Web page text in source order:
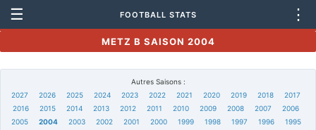
☰ FOOTBALL STATS ⋮
METZ B SAISON 2004
Autres Saisons :
2027
2026 2025 2024 2023 2022 2021 2020 2019 2018
2017
2016
2015 2014 2013 2012 2011 2010 2009 2008 2007
2006
2005
2004 2003 2002 2001 2000 1999 1998 1997 1996
1995